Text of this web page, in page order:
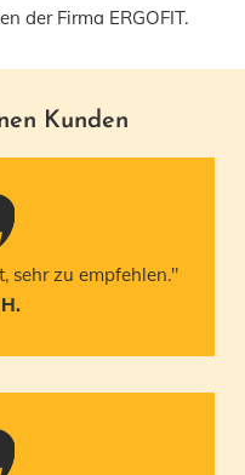
der Firma ERGOFIT.
Kunden
sehr zu empfehlen."